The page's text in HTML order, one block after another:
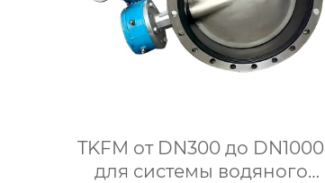
TKFM от DN300 до DN1000
для системы водяного